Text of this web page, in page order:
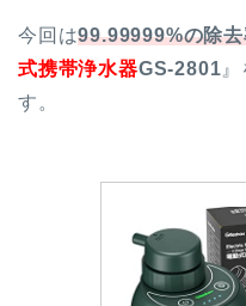
今回は99.99999%の除
式携帯浄水器GS-2801
す。